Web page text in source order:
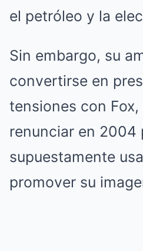
el petróleo y la
Sin embargo, su
convertirse en
tensiones con
renunciar en 2004
supuestamente
promover su